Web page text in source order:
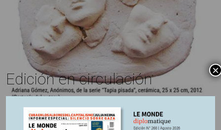
4 marzo, 2025 Escrito por: Ángel Beccassino
Edición Nº 252
Edición en circulación ×